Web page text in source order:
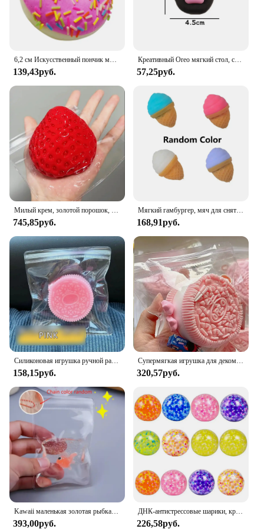
individual buyers. With its wholesale availability,
this disabler is an excellent choice for suppliers
looking to offer high-quality performance parts to
6,2 см Искусственный пончик мини сжимаемая Новинка Игрушка имитация модели еды шоколадный торт рулон фотография Декор реквизит
139,43руб.
Креативный Oreo мягкий стол, силиконовая игрушка ручной работы для снятия стресса, мягкая игрушка Mochi Taba Squishy Fidget Toy, большая игрушка для снятия печенья
57,25руб.
745,85руб.
Мягкий гамбургер, мяч для снятия стресса, сенсорная игрушка для аутизма, снятие стресса и тревоги, игрушки-непоседа, мороженое, щепотка, декомпрессионная игрушка для взрослых
168,91руб.
158,15руб.
Супермягкая игрушка для декомпрессии Oreo, форма печенья, мягкая игрушка, имитация сэндвича, ультра-мягкая игрушка для вентиляции
320,57руб.
393,00руб.
ДНК-антистрессовые шарики, красочные водные шарики, рандомные облегчающие сенсорные игрушки, антистрессовые шарики для беспокойства, детей и взрослых
226,58руб.